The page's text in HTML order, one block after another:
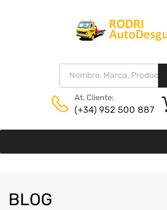
At. Cliente:
(+34) 952 500 887
BLOG